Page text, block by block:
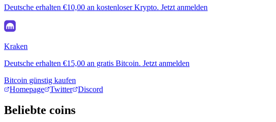
Deutsche erhalten €10,00 an kostenloser Krypto. Jetzt anmelden
Kraken
Deutsche erhalten €15,00 an gratis Bitcoin. Jetzt anmelden
Bitcoin günstig kaufen
Homepage
Twitter Discord
Beliebte coins